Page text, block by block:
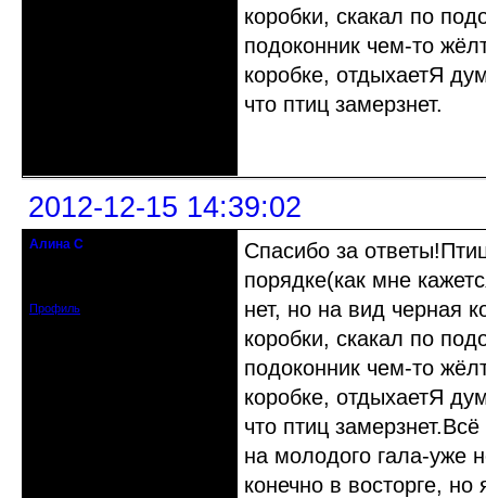
коробки, скакал по
подоконник чем-то
коробке, отдыхаетЯ
что птиц замерзнет.
2012-12-15 14:39:02
Алина С
Профиль
Спасибо за
порядке(как мне
нет, но на вид черная
коробки, скакал по
подоконник чем-то
коробке, отдыхаетЯ
что птиц
на молодого гала-уже
конечно в восторге,